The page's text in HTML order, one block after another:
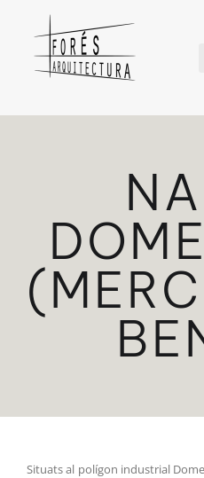
Situats al polígon industrial